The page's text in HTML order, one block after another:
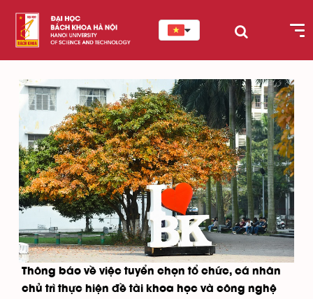
Thông báo về việc tuyển chọn tổ chức, cá nhân
chủ trì thực hiện đề tài khoa học và công nghệ